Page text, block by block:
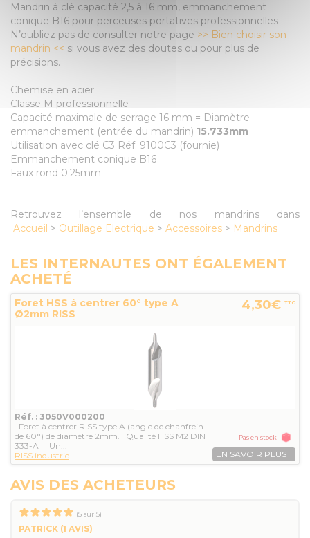
Mandrin à clé capacité 2,5 à 16 mm, emmanchement
conique B16 pour perceuses portatives professionnelles
N’oubliez pas de consulter notre page >> Bien choisir son
mandrin << si vous avez des doutes ou pour plus de
précisions.
Chemise en acier
Classe M professionnelle
Capacité maximale de serrage 16 mm = Diamètre
emmanchement (entrée du mandrin) 15.733mm
Utilisation avec clé C3 Réf. 9100C3 (fournie)
Emmanchement conique B16
Faux rond 0.25mm
Retrouvez l’ensemble de nos mandrins dans
Accueil > Outillage Electrique > Accessoires > Mandrins
LES INTERNAUTES ONT ÉGALEMENT
ACHETÉ
Foret HSS à centrer 60° type A
Ø2mm RISS
4,30€ TTC
Réf. : 3050V000200
Foret à centrer RISS type A (angle de chanfrein
de 60°) de diamètre 2mm. Qualité HSS M2 DIN
333-A Un...
RISS industrie
Pas en stock
EN SAVOIR PLUS
AVIS DES ACHETEURS
(5 sur 5)
PATRICK (1 AVIS)